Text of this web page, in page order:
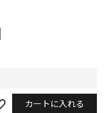
カートに入れる